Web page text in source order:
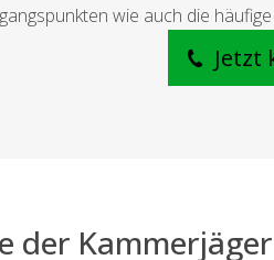
wie auch die
Jetzt
der Kammerjäger